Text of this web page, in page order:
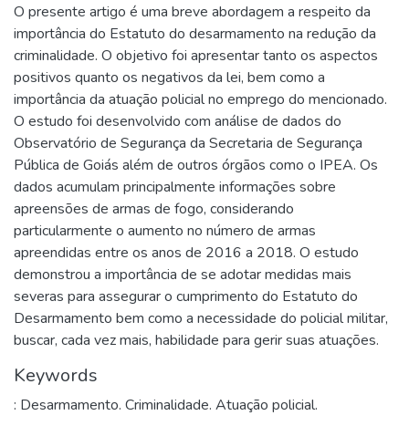
O presente artigo é uma breve abordagem a respeito da
importância do Estatuto do desarmamento na redução da
criminalidade. O objetivo foi apresentar tanto os aspectos
positivos quanto os negativos da lei, bem como a
importância da atuação policial no emprego do mencionado.
O estudo foi desenvolvido com análise de dados do
Observatório de Segurança da Secretaria de Segurança
Pública de Goiás além de outros órgãos como o IPEA. Os
dados acumulam principalmente informações sobre
apreensões de armas de fogo, considerando
particularmente o aumento no número de armas
apreendidas entre os anos de 2016 a 2018. O estudo
demonstrou a importância de se adotar medidas mais
severas para assegurar o cumprimento do Estatuto do
Desarmamento bem como a necessidade do policial militar,
buscar, cada vez mais, habilidade para gerir suas atuações.
Keywords
: Desarmamento. Criminalidade. Atuação policial.